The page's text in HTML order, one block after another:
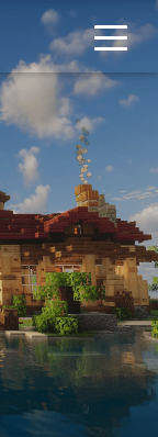
标签
搜索
_